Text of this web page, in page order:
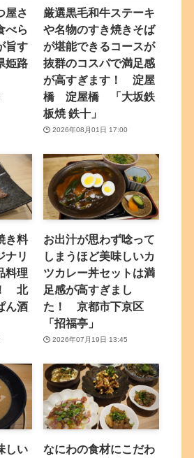
屋さ
べら
旨す
姫路
厳選黒毛和牛ステーキ
や名物のすき焼きそば
が堪能できるコースが
抜群のコスパで満足感
が高すぎます！ 淀屋
橋 淀屋橋 「大坂鉄
板焼 鉄十」
2026年08月01日 17:00
き料
ナリ
料理
北
ん酒
お出汁が思わず唸って
しまうほど美味しいカ
ツカレー丼セットは満
足感が高すぎまし
た！ 京都市下京区
「招福亭」
2026年07月19日 13:45
しい
なにわの食材にこだわ